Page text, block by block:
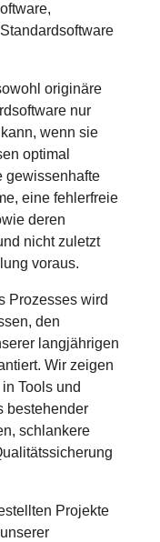
originäre
nur
wenn sie
optimal
gewissenhafte
eine fehlerfreie
deren
nicht zuletzt
voraus.
Prozesses wird
den
langjährigen
Wir zeigen
Tools und
bestehender
schlankere
Projekte